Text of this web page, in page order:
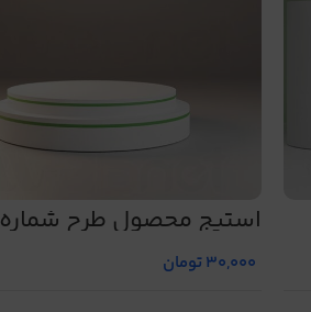
استیج محصول طرح شماره 17
30,000تومان